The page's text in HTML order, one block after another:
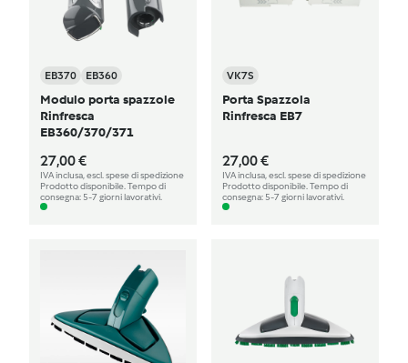
EB370 EB360
Modulo porta spazzole
Rinfresca
EB360/370/371
27,00 €
IVA inclusa, escl. spese di spedizione
Prodotto disponibile. Tempo di
consegna: 5-7 giorni lavorativi.
VK7S
Porta Spazzola
Rinfresca EB7
27,00 €
IVA inclusa, escl. spese di spedizione
Prodotto disponibile. Tempo di
consegna: 5-7 giorni lavorativi.